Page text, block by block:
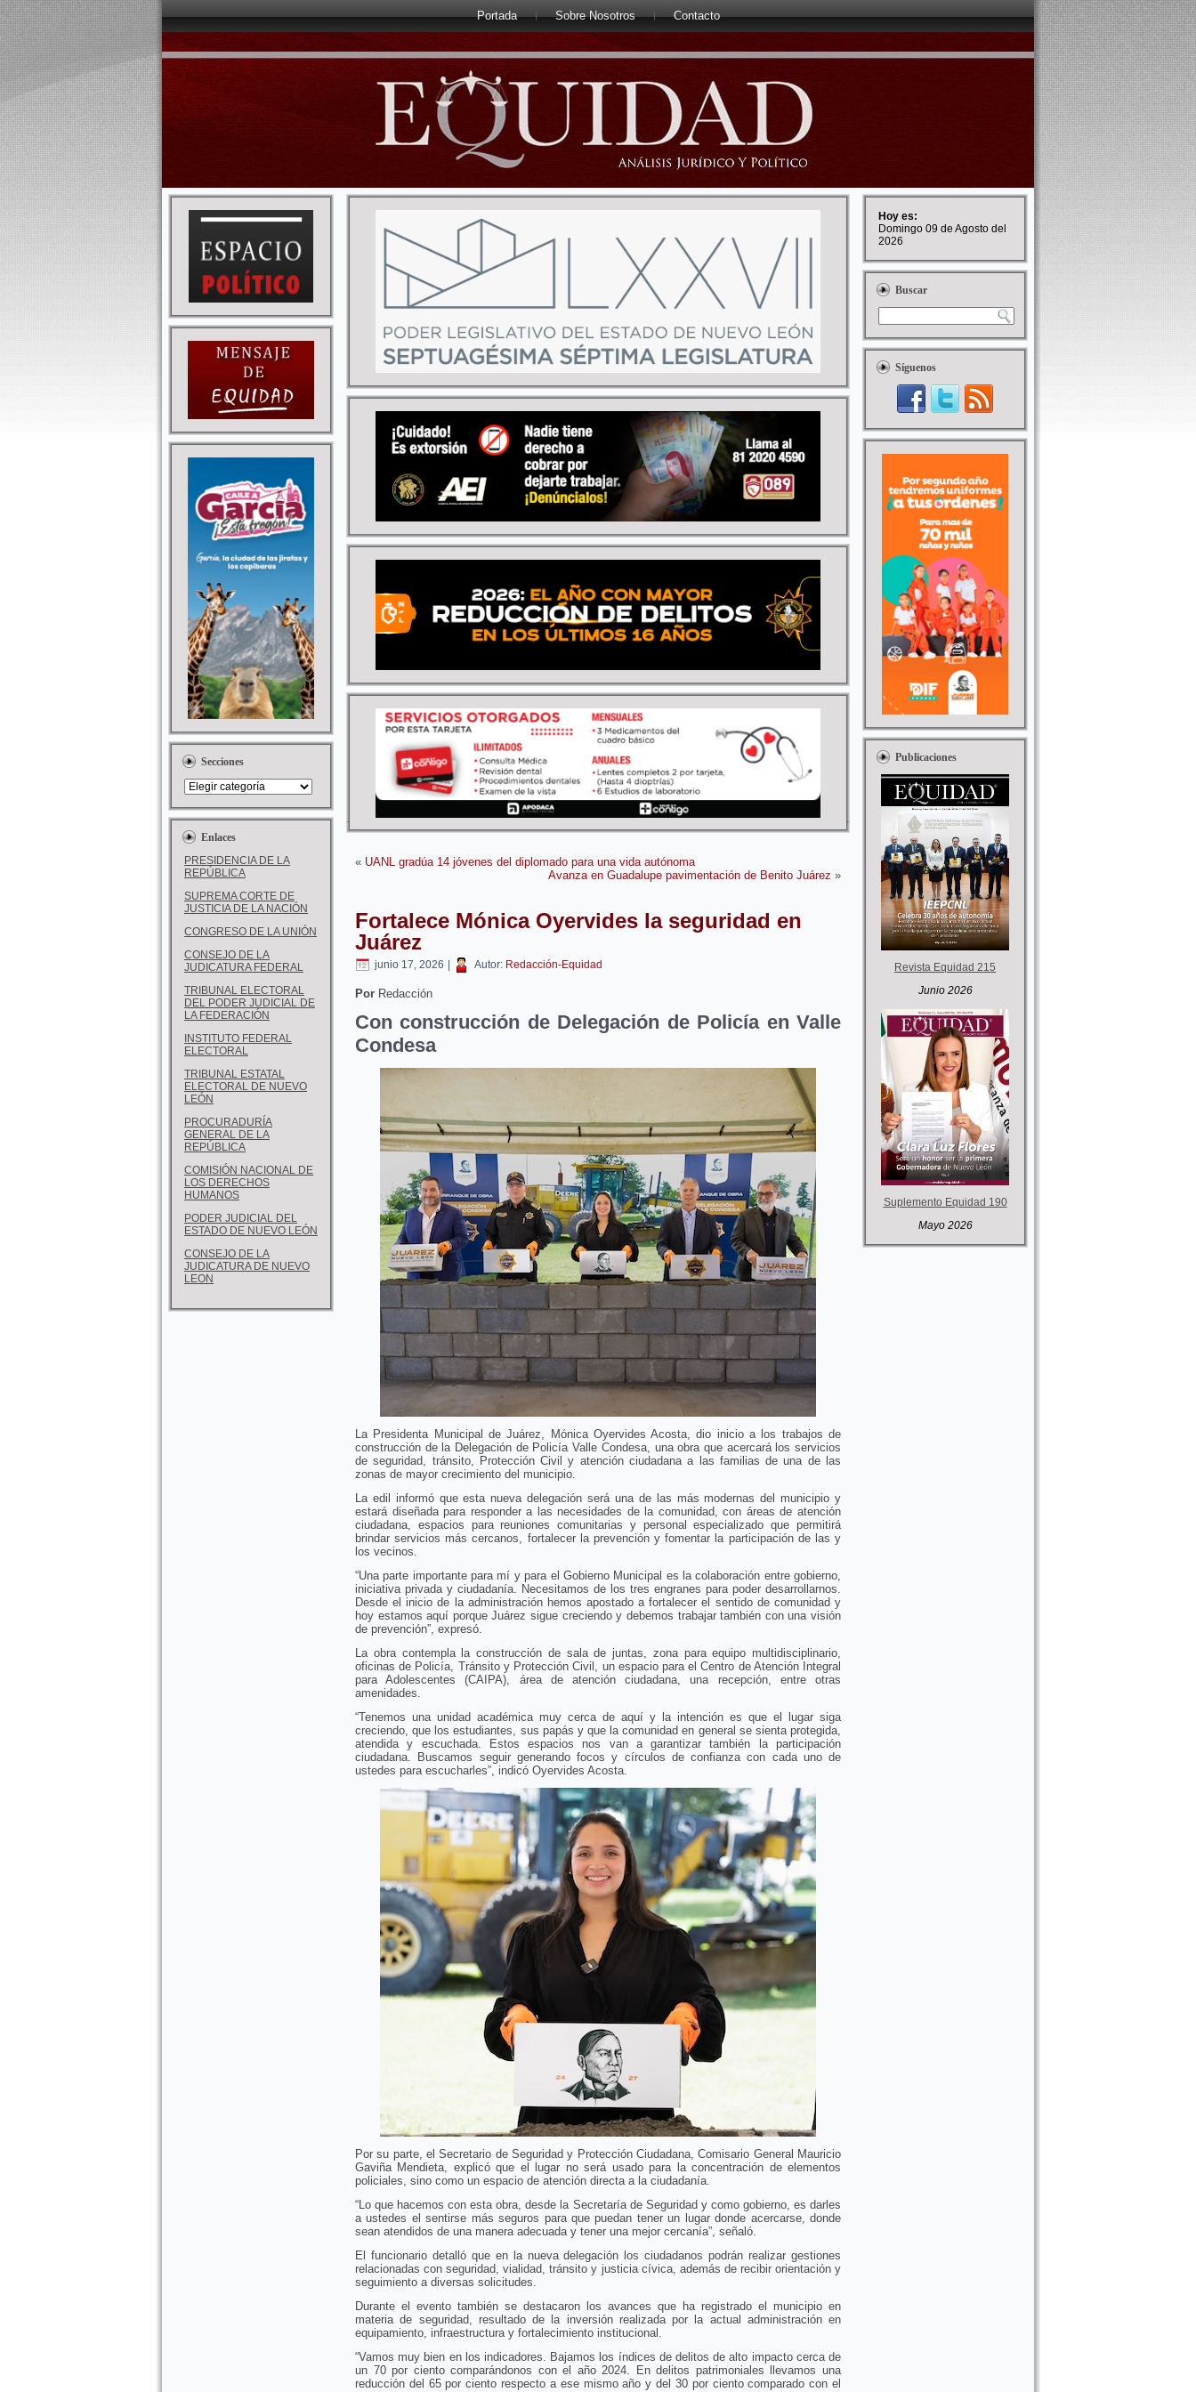
Portada Sobre Nosotros Contacto
Secciones
Enlaces
PRESIDENCIA DE LA
REPÚBLICA
SUPREMA CORTE DE
JUSTICIA DE LA NACIÓN
CONGRESO DE LA UNIÓN
CONSEJO DE LA
JUDICATURA FEDERAL
TRIBUNAL ELECTORAL
DEL PODER JUDICIAL DE
LA FEDERACIÓN
INSTITUTO FEDERAL
ELECTORAL
TRIBUNAL ESTATAL
ELECTORAL DE NUEVO
LEÓN
PROCURADURÍA
GENERAL DE LA
REPÚBLICA
COMISIÓN NACIONAL DE
LOS DERECHOS
HUMANOS
PODER JUDICIAL DEL
ESTADO DE NUEVO LEÓN
CONSEJO DE LA
JUDICATURA DE NUEVO
LEON
« UANL gradúa 14 jóvenes del diplomado para una vida autónoma
Avanza en Guadalupe pavimentación de Benito Juárez »
Fortalece Mónica Oyervides la seguridad en
Juárez
junio 17, 2026 Autor: Redacción-Equidad
Por Redacción
Con construcción de Delegación de Policía en Valle
Condesa
La Presidenta Municipal de Juárez, Mónica Oyervides Acosta, dio inicio a los trabajos de
construcción de la Delegación de Policía Valle Condesa, una obra que acercará los servicios
de seguridad, tránsito, Protección Civil y atención ciudadana a las familias de una de las
zonas de mayor crecimiento del municipio.
La edil informó que esta nueva delegación será una de las más modernas del municipio y
estará diseñada para responder a las necesidades de la comunidad, con áreas de atención
ciudadana, espacios para reuniones comunitarias y personal especializado que permitirá
brindar servicios más cercanos, fortalecer la prevención y fomentar la participación de las y
los vecinos.
“Una parte importante para mí y para el Gobierno Municipal es la colaboración entre gobierno,
iniciativa privada y ciudadanía. Necesitamos de los tres engranes para poder desarrollarnos.
Desde el inicio de la administración hemos apostado a fortalecer el sentido de comunidad y
hoy estamos aquí porque Juárez sigue creciendo y debemos trabajar también con una visión
de prevención”, expresó.
La obra contempla la construcción de sala de juntas, zona para equipo multidisciplinario,
oficinas de Policía, Tránsito y Protección Civil, un espacio para el Centro de Atención Integral
para Adolescentes (CAIPA), área de atención ciudadana, una recepción, entre otras
amenidades.
“Tenemos una unidad académica muy cerca de aquí y la intención es que el lugar siga
creciendo, que los estudiantes, sus papás y que la comunidad en general se sienta protegida,
atendida y escuchada. Estos espacios nos van a garantizar también la participación
ciudadana. Buscamos seguir generando focos y círculos de confianza con cada uno de
ustedes para escucharles”, indicó Oyervides Acosta.
Por su parte, el Secretario de Seguridad y Protección Ciudadana, Comisario General Mauricio
Gaviña Mendieta, explicó que el lugar no será usado para la concentración de elementos
policiales, sino como un espacio de atención directa a la ciudadanía.
“Lo que hacemos con esta obra, desde la Secretaría de Seguridad y como gobierno, es darles
a ustedes el sentirse más seguros para que puedan tener un lugar donde acercarse, donde
sean atendidos de una manera adecuada y tener una mejor cercanía”, señaló.
El funcionario detalló que en la nueva delegación los ciudadanos podrán realizar gestiones
relacionadas con seguridad, vialidad, tránsito y justicia cívica, además de recibir orientación y
seguimiento a diversas solicitudes.
Durante el evento también se destacaron los avances que ha registrado el municipio en
materia de seguridad, resultado de la inversión realizada por la actual administración en
equipamiento, infraestructura y fortalecimiento institucional.
“Vamos muy bien en los indicadores. Bajamos los índices de delitos de alto impacto cerca de
un 70 por ciento comparándonos con el año 2024. En delitos patrimoniales llevamos una
reducción del 65 por ciento respecto a ese mismo año y del 30 por ciento comparado con el
Hoy es:
Domingo 09 de Agosto del
2026
Buscar
Síguenos
Publicaciones
Revista Equidad 215
Junio 2026
Suplemento Equidad 190
Mayo 2026